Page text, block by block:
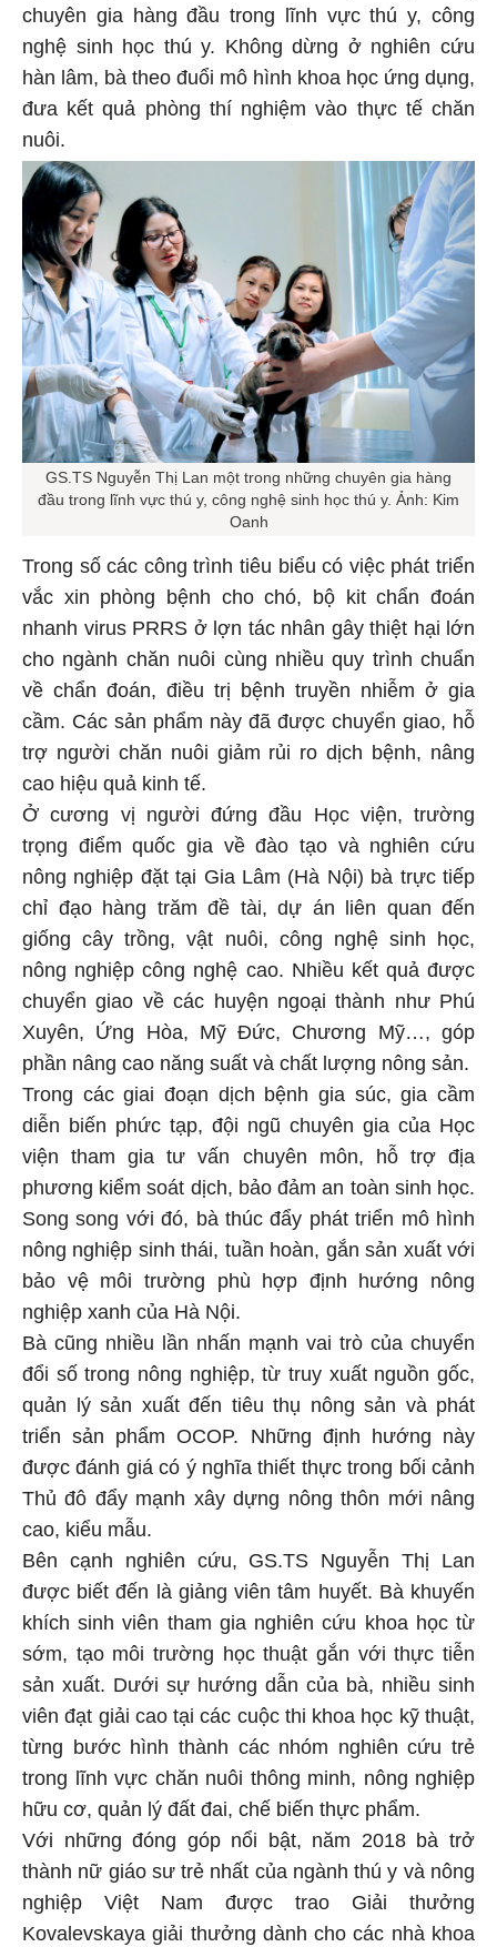
chuyên gia hàng đầu trong lĩnh vực thú y, công
nghệ sinh học thú y. Không dừng ở nghiên cứu
hàn lâm, bà theo đuổi mô hình khoa học ứng dụng,
đưa kết quả phòng thí nghiệm vào thực tế chăn
nuôi.
GS.TS Nguyễn Thị Lan một trong những chuyên gia hàng
đầu trong lĩnh vực thú y, công nghệ sinh học thú y. Ảnh: Kim
Oanh
Trong số các công trình tiêu biểu có việc phát triển
vắc xin phòng bệnh cho chó, bộ kit chẩn đoán
nhanh virus PRRS ở lợn tác nhân gây thiệt hại lớn
cho ngành chăn nuôi cùng nhiều quy trình chuẩn
về chẩn đoán, điều trị bệnh truyền nhiễm ở gia
cầm. Các sản phẩm này đã được chuyển giao, hỗ
trợ người chăn nuôi giảm rủi ro dịch bệnh, nâng
cao hiệu quả kinh tế.
Ở cương vị người đứng đầu Học viện, trường
trọng điểm quốc gia về đào tạo và nghiên cứu
nông nghiệp đặt tại Gia Lâm (Hà Nội) bà trực tiếp
chỉ đạo hàng trăm đề tài, dự án liên quan đến
giống cây trồng, vật nuôi, công nghệ sinh học,
nông nghiệp công nghệ cao. Nhiều kết quả được
chuyển giao về các huyện ngoại thành như Phú
Xuyên, Ứng Hòa, Mỹ Đức, Chương Mỹ…, góp
phần nâng cao năng suất và chất lượng nông sản.
Trong các giai đoạn dịch bệnh gia súc, gia cầm
diễn biến phức tạp, đội ngũ chuyên gia của Học
viện tham gia tư vấn chuyên môn, hỗ trợ địa
phương kiểm soát dịch, bảo đảm an toàn sinh học.
Song song với đó, bà thúc đẩy phát triển mô hình
nông nghiệp sinh thái, tuần hoàn, gắn sản xuất với
bảo vệ môi trường phù hợp định hướng nông
nghiệp xanh của Hà Nội.
Bà cũng nhiều lần nhấn mạnh vai trò của chuyển
đổi số trong nông nghiệp, từ truy xuất nguồn gốc,
quản lý sản xuất đến tiêu thụ nông sản và phát
triển sản phẩm OCOP. Những định hướng này
được đánh giá có ý nghĩa thiết thực trong bối cảnh
Thủ đô đẩy mạnh xây dựng nông thôn mới nâng
cao, kiểu mẫu.
Bên cạnh nghiên cứu, GS.TS Nguyễn Thị Lan
được biết đến là giảng viên tâm huyết. Bà khuyến
khích sinh viên tham gia nghiên cứu khoa học từ
sớm, tạo môi trường học thuật gắn với thực tiễn
sản xuất. Dưới sự hướng dẫn của bà, nhiều sinh
viên đạt giải cao tại các cuộc thi khoa học kỹ thuật,
từng bước hình thành các nhóm nghiên cứu trẻ
trong lĩnh vực chăn nuôi thông minh, nông nghiệp
hữu cơ, quản lý đất đai, chế biến thực phẩm.
Với những đóng góp nổi bật, năm 2018 bà trở
thành nữ giáo sư trẻ nhất của ngành thú y và nông
nghiệp Việt Nam được trao Giải thưởng
Kovalevskaya giải thưởng dành cho các nhà khoa